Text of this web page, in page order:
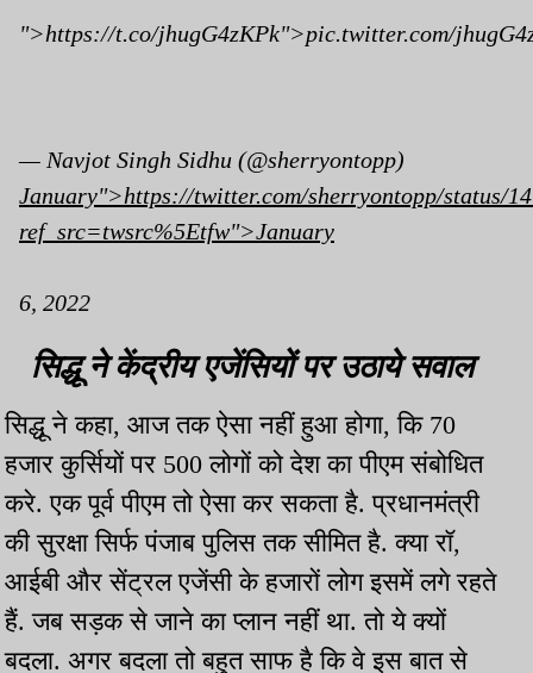
">https://t.co/jhugG4zKPk">pic.twitter.com/
— Navjot Singh Sidhu (@sherryontopp)
January">https://twitter.com/sherryontopp/status/
ref_src=twsrc%5Etfw">January
6, 2022
सिद्धू ने केंद्रीय एजेंसियों पर उठाये सवाल
सिद्धू ने कहा, आज तक ऐसा नहीं हुआ होगा, कि 70
हजार कुर्सियों पर 500 लोगों को देश का पीएम संबोधित
करे. एक पूर्व पीएम तो ऐसा कर सकता है. प्रधानमंत्री
की सुरक्षा सिर्फ पंजाब पुलिस तक सीमित है. क्या रॉ,
आईबी और सेंट्रल एजेंसी के हजारों लोग इसमें लगे रहते
हैं. जब सड़क से जाने का प्लान नहीं था. तो ये क्यों
बदला. अगर बदला तो बहुत साफ है कि वे इस बात से